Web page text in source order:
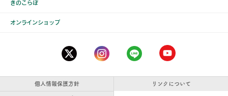
きのこらぼ
オンラインショップ
個人情報保護方針 リンクについて